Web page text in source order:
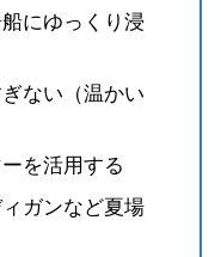
にゆっくり浸
ない（温かい
を活用する
ガンなど夏場